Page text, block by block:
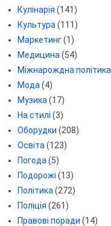
Кулінарія (141)
Культура (111)
Маркетинг(1)
Медицина (54)
Міжнарождна політика
Мода (4)
Музика (17)
На стилі (3)
Оборудки (208)
Освіта (123)
Погода (5)
Подорожі (13)
Політика (272)
Поліція (261)
Правові поради (14)